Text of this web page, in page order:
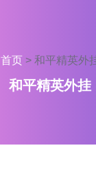
首页 > 和平精英外
和平精英外挂